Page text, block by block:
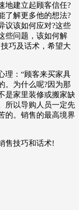
地建立起顾客信任?
了解更多他的想法?
议该如何应对?这些
些问题，该如何解
巧及话术，希望大
理：“顾客来买家具
。为什么呢?因为那
是家里装修或搬家缺
所以导购人员一定先
的。销售的最高境界
售技巧和话术!